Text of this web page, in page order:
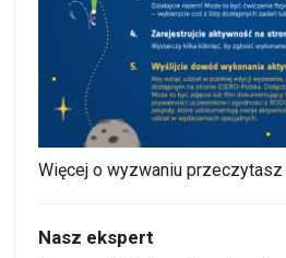
Więcej o wyzwaniu przeczytasz
Nasz ekspert